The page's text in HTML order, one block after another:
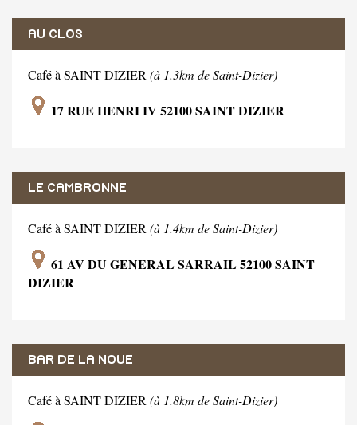
AU CLOS
Café à SAINT DIZIER (à 1.3km de Saint-Dizier)
17 RUE HENRI IV 52100 SAINT DIZIER
LE CAMBRONNE
Café à SAINT DIZIER (à 1.4km de Saint-Dizier)
61 AV DU GENERAL SARRAIL 52100 SAINT
DIZIER
BAR DE LA NOUE
Café à SAINT DIZIER (à 1.8km de Saint-Dizier)